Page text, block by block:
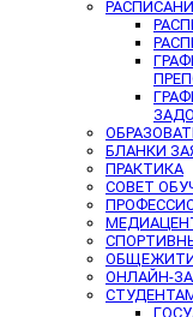
БЛАНКИ
ПРАКТИКА
СОВЕТ
ОНЛАЙН-